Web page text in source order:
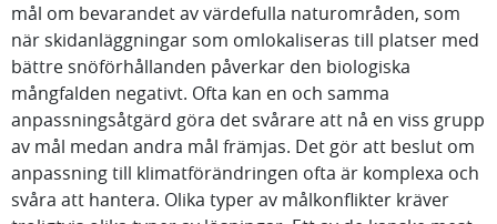
mål om bevarandet av värdefulla naturområden, som
när skidanläggningar som omlokaliseras till platser med
bättre snöförhållanden påverkar den biologiska
mångfalden negativt. Ofta kan en och samma
anpassningsåtgärd göra det svårare att nå en viss grupp
av mål medan andra mål främjas. Det gör att beslut om
anpassning till klimatförändringen ofta är komplexa och
svåra att hantera. Olika typer av målkonflikter kräver